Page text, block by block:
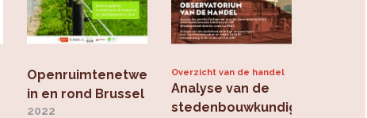
Openruimtenetwerk
in en rond Brussel
2022
Overzicht van de handel
Analyse van de
stedenbouwkundige